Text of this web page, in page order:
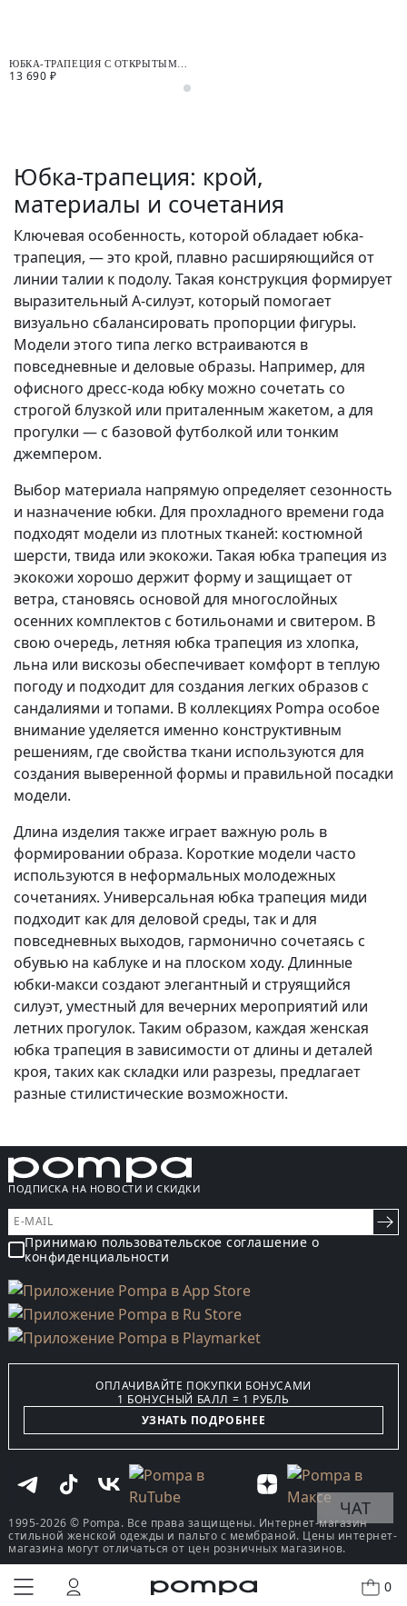
0
ЮБКА-ТРАПЕЦИЯ С ОТКРЫТЫМИ
СРЕЗАМИ
13 690 ₽
Юбка-трапеция: крой,
материалы и сочетания
Ключевая особенность, которой обладает юбка-
трапеция, — это крой, плавно расширяющийся от
линии талии к подолу. Такая конструкция формирует
выразительный А-силуэт, который помогает
визуально сбалансировать пропорции фигуры.
Модели этого типа легко встраиваются в
повседневные и деловые образы. Например, для
офисного дресс-кода юбку можно сочетать со
строгой блузкой или приталенным жакетом, а для
прогулки — с базовой футболкой или тонким
джемпером.
Выбор материала напрямую определяет сезонность
и назначение юбки. Для прохладного времени года
подходят модели из плотных тканей: костюмной
шерсти, твида или экокожи. Такая юбка трапеция из
экокожи хорошо держит форму и защищает от
ветра, становясь основой для многослойных
осенних комплектов с ботильонами и свитером. В
свою очередь, летняя юбка трапеция из хлопка,
льна или вискозы обеспечивает комфорт в теплую
погоду и подходит для создания легких образов с
сандалиями и топами. В коллекциях Pompa особое
внимание уделяется именно конструктивным
решениям, где свойства ткани используются для
создания выверенной формы и правильной посадки
модели.
Длина изделия также играет важную роль в
формировании образа. Короткие модели часто
используются в неформальных молодежных
сочетаниях. Универсальная юбка трапеция миди
подходит как для деловой среды, так и для
повседневных выходов, гармонично сочетаясь с
обувью на каблуке и на плоском ходу. Длинные
юбки-макси создают элегантный и струящийся
силуэт, уместный для вечерних мероприятий или
летних прогулок. Таким образом, каждая женская
юбка трапеция в зависимости от длины и деталей
кроя, таких как складки или разрезы, предлагает
разные стилистические возможности.
ПОДПИСКА НА НОВОСТИ И СКИДКИ
Принимаю пользовательское соглашение о
конфиденциальности
ОПЛАЧИВАЙТЕ ПОКУПКИ БОНУСАМИ
1 БОНУСНЫЙ БАЛЛ = 1 РУБЛЬ
УЗНАТЬ ПОДРОБНЕЕ
1995-2026 © Pompa. Все права защищены. Интернет-магазин
стильной женской одежды и пальто с мембраной. Цены интернет-
магазина могут отличаться от цен розничных магазинов.
ЧАТ